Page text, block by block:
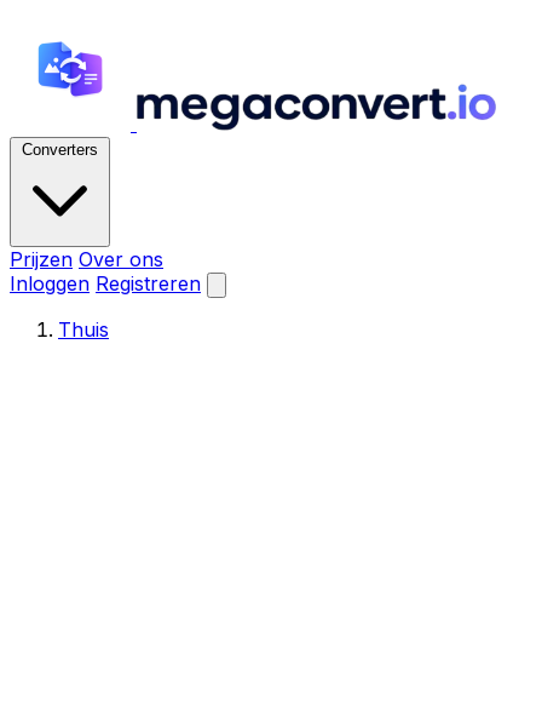
Converters
Prijzen Over ons
Inloggen Registreren
Thuis